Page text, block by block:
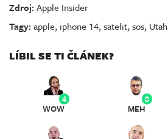
Zdroj:Apple Insider
Tagy:apple, iphone 14,satelit,sos, Utah
LÍBIL SE TI ČLÁNEK?
4
WOW
8
MEH